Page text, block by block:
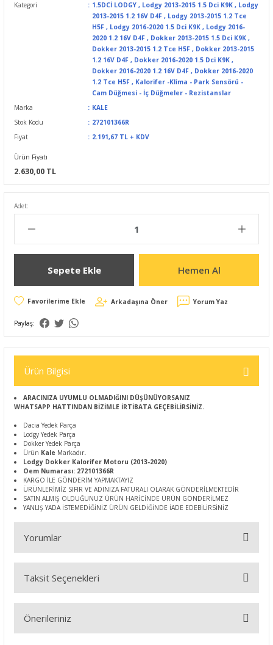
Kategori 1.5DCİ LODGY , Lodgy 2013-2015 1.5 Dci K9K , Lodgy
2013-2015 1.2 16V D4F , Lodgy 2013-2015 1.2 Tce
H5F , Lodgy 2016-2020 1.5 Dci K9K , Lodgy 2016-
2020 1.2 16V D4F , Dokker 2013-2015 1.5 Dci K9K ,
Dokker 2013-2015 1.2 Tce H5F , Dokker 2013-2015
1.2 16V D4F , Dokker 2016-2020 1.5 Dci K9K ,
Dokker 2016-2020 1.2 16V D4F , Dokker 2016-2020
1.2 Tce H5F , Kalorifer -Klima - Park Sensörü -
Cam Düğmesi - İç Düğmeler - Rezistanslar
Marka
KALE
Stok Kodu
272101366R
Fiyat
2.191,67 TL + KDV
Ürün Fiyatı
2.630,00 TL
Adet:
Sepete Ekle Hemen Al
Arkadaşına Öner Yorum Yaz
Paylaş:
Ürün Bilgisi
ARACINIZA UYUMLU OLMADIĞINI DÜŞÜNÜYORSANIZ
WHATSAPP HATTINDAN BİZİMLE İRTİBATA GEÇEBİLİRSİNİZ.
Dacia Yedek Parça
Lodgy Yedek Parça
Dokker Yedek Parça
Ürün Kale Markadır.
Lodgy Dokker Kalorifer Motoru (2013-2020)
Oem Numarası: 272101366R
KARGO İLE GÖNDERİM YAPMAKTAYIZ
ÜRÜNLERİMİZ SIFIR VE ADINIZA FATURALI OLARAK GÖNDERİLMEKTEDİR
SATIN ALMIŞ OLDUĞUNUZ ÜRÜN HARİCİNDE ÜRÜN GÖNDERİLMEZ
YANLIŞ YADA İSTEMEDİĞİNİZ ÜRÜN GELDİĞİNDE İADE EDEBİLİRSİNİZ
Yorumlar
Bu ürüne ilk yorumu siz yapın!
Taksit Seçenekleri
Önerileriniz